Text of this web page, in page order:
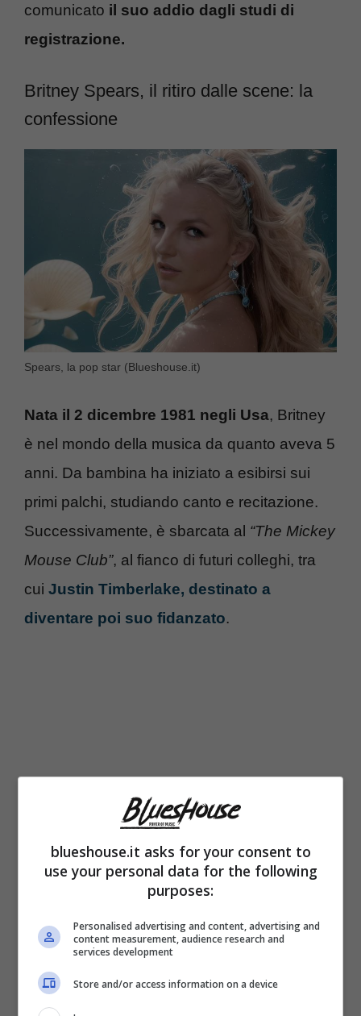
comunicato il suo addio dagli studi di
registrazione.
Britney Spears, il ritiro dalle scene: la
confessione
Spears, la pop star (Blueshouse.it)
Nata il 2 dicembre 1981 negli Usa, Britney
è nel mondo della musica da quanto aveva 5
anni. Da bambina ha iniziato a esibirsi sui
primi palchi, studiando canto e recitazione.
Successivamente, è sbarcata al “The Mickey
Mouse Club”, al fianco di futuri colleghi, tra
cui Justin Timberlake, destinato a
diventare poi suo fidanzato.
Ma il grande successo arriva per Britney nel
brani pop, conquistando un successo
planetario. Diventata famosa, negli anni
incide innumerevoli hit che fanno ballare in
blueshouse.it asks for your consent to
use your personal data for the following
purposes:
Personalised advertising and content, advertising and
content measurement, audience research and
services development
Store and/or access information on a device